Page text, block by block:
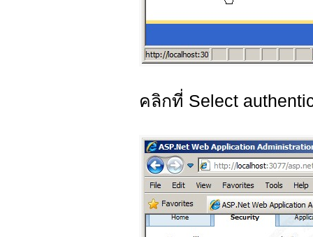
คลิกที่ Select